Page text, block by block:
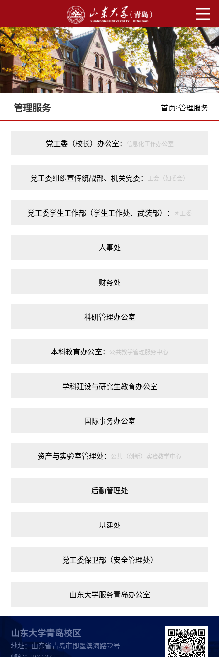
管理服务 首页>管理服务
党工委（校长）办公室： 信息化工作办公室
党工委组织宣传统战部、机关党委： 工会（妇委会）
党工委学生工作部（学生工作处、武装部）： 团工委
人事处
财务处
科研管理办公室
本科教育办公室： 公共教学管理服务中心
学科建设与研究生教育办公室
国际事务办公室
资产与实验室管理处： 公共（创新）实验教学中心
后勤管理处
基建处
党工委保卫部（安全管理处）
山东大学服务青岛办公室
山东大学青岛校区
地址：山东省青岛市即墨滨海路72号